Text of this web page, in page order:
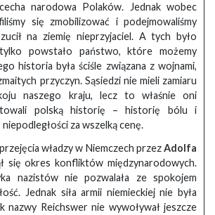
narodowa Polaków. Jednak wobec
się zmobilizować i podejmowaliśmy
na ziemię nieprzyjaciel. A tych było
powstało państwo, które możemy
historia była ściśle związana z wojnami,
przyczyn. Sąsiedzi nie mieli zamiaru
naszego kraju, lecz to właśnie oni
polską historię – historię bólu i
za wszelką cenę.
władzy w Niemczech przezAdolfa
się okres konfliktów międzynarodowych.
nazistów nie pozwalała ze spokojem
Jednak siła armii niemieckiej nie była
nazwy Reichswer nie wywoływał jeszcze